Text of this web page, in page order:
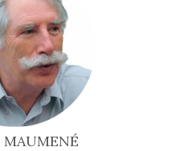
MAUMENÉ